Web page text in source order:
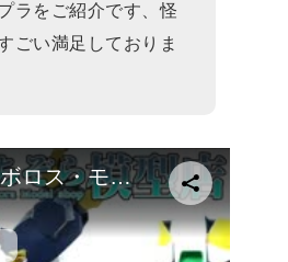
ラをご紹介です、怪
ごい満足しておりま